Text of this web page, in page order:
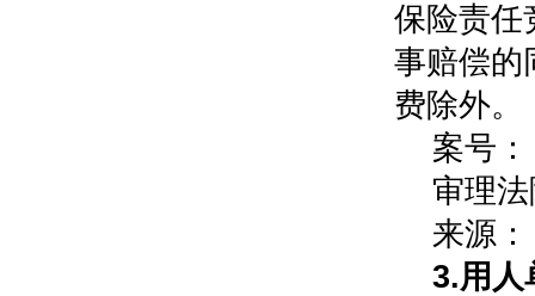
保险责任
事赔偿的
费除外。
案号
审理
来源
3.用人